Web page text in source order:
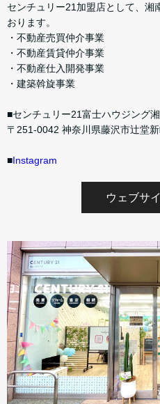
センチュリー21加盟店として、湘
おります。
・不動産売買仲介事業
・不動産賃貸仲介事業
・不動産仕入開発事業
・建築斡旋事業
■センチュリー21富士ハウジング
〒251-0042 神奈川県藤沢市辻堂
■Instagram
ウェブサ